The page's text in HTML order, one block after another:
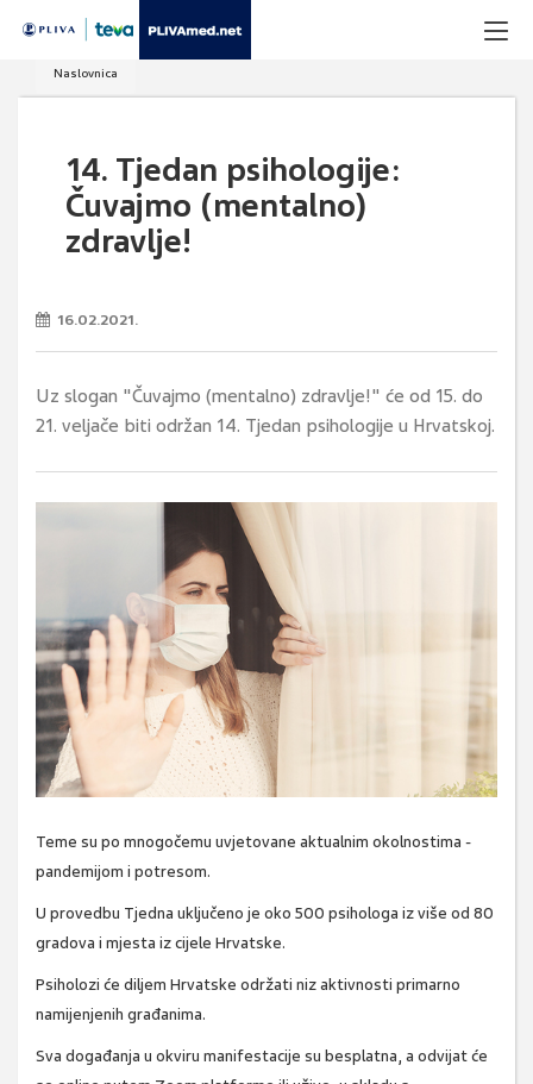
Naslovnica
14. Tjedan psihologije:
Čuvajmo (mentalno)
zdravlje!
16.02.2021.
Uz slogan "Čuvajmo (mentalno) zdravlje!" će od 15. do
21. veljače biti održan 14. Tjedan psihologije u Hrvatskoj.
Teme su po mnogočemu uvjetovane aktualnim okolnostima -
pandemijom i potresom.
U provedbu Tjedna uključeno je oko 500 psihologa iz više od 80
gradova i mjesta iz cijele Hrvatske.
Psiholozi će diljem Hrvatske održati niz aktivnosti primarno
namijenjenih građanima.
Sva događanja u okviru manifestacije su besplatna, a odvijat će